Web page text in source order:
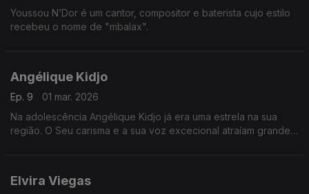
Youssou N’Dor é um cantor, compositor e baterista cujo estilo
recebeu o nome de "mbalax".
Angélique Kidjo
Ep. 9
01 mar. 2026
Na adolescência Angélique Kidjo já era uma estrela na sua
região. O Seu carisma e a sua voz excecional atraíam grande
Elvira Viegas